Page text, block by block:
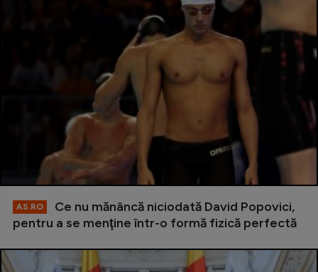
AS.RO
Ce nu mănâncă niciodată David Popovici,
pentru a se menţine într-o formă fizică perfectă